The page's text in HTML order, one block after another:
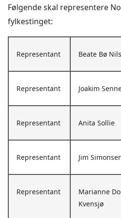
Følgende skal representere
fylkestinget:
Representant Beate Bø
Representant Joakim
Representant Anita Sollie
Representant Jim
Representant
Marianne
Kvensjø